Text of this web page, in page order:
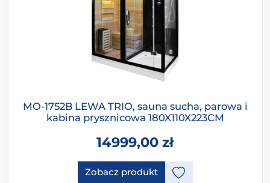
MO-1752B LEWA TRIO, sauna sucha, parowa i
kabina prysznicowa 180X110X223CM
14999,00 zł
Zobacz produkt